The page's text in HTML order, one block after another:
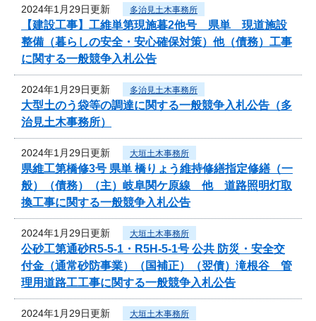
2024年1月29日更新 多治見土木事務所
【建設工事】工維単第現施暮2他号 県単 現道施設
整備（暮らしの安全・安心確保対策）他（債務）工事
に関する一般競争入札公告
2024年1月29日更新 多治見土木事務所
大型土のう袋等の調達に関する一般競争入札公告（多
治見土木事務所）
2024年1月29日更新 大垣土木事務所
県維工第橋修3号 県単 橋りょう維持修繕指定修繕（一
般）（債務）（主）岐阜関ケ原線 他 道路照明灯取
換工事に関する一般競争入札公告
2024年1月29日更新 大垣土木事務所
公砂工第通砂R5-5-1・R5H-5-1号 公共 防災・安全交
付金（通常砂防事業）（国補正）（翌債）滝根谷 管
理用道路工工事に関する一般競争入札公告
2024年1月29日更新 大垣土木事務所